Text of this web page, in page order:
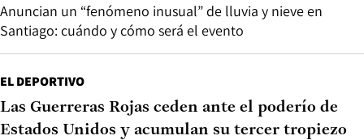
Anuncian un “fenómeno inusual” de lluvia y nieve en
Santiago: cuándo y cómo será el evento
EL DEPORTIVO
Las Guerreras Rojas ceden ante el poderío de
Estados Unidos y acumulan su tercer tropiezo